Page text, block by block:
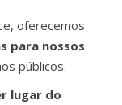
oferecemos
para nossos
públicos.
lugar do